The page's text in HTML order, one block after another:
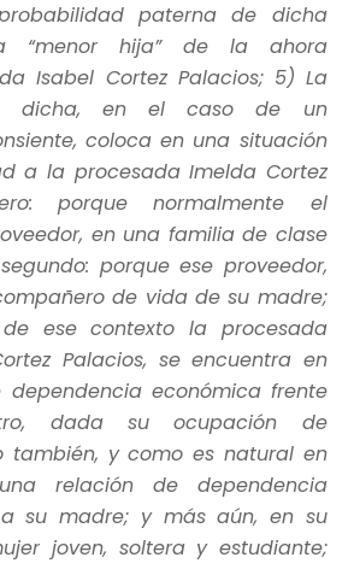
paterna de dicha
“menor hija” de la ahora
Isabel Cortez Palacios; 5) La
dicha, en el caso de un
coloca en una situación
a la procesada Imelda Cortez
porque normalmente el
en una familia de clase
porque ese proveedor,
de vida de su madre;
ese contexto la procesada
Palacios, se encuentra en
económica frente
dada su ocupación de
también, y como es natural en
relación de dependencia
su madre; y más aún, en su
joven, soltera y estudiante;